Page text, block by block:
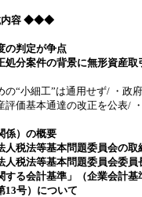
内容 ◆◆◆
の判定が争点
分案件の背景に無形資産取
の“小細工”は通用せず/ ・
価基本通達の改正を公表/
係）の概要
税法等基本問題委員会の取
税法等基本問題委員会委員
する会計基準」（企業会計
13号）について